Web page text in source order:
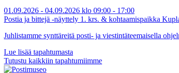
01.09.2026 - 04.09.2026 klo 09:00 - 17:00
Postia ja bittejä -näyttely 1. krs. & kohtaamispaikka
Juhlistamme synttäreitä posti- ja viestintäteemaisella
Lue lisää tapahtumasta
Tutustu kaikkiin tapahtumiimme